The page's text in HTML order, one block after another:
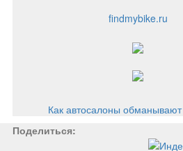
findmybike.ru
Как автосалоны обманывают
Поделиться: